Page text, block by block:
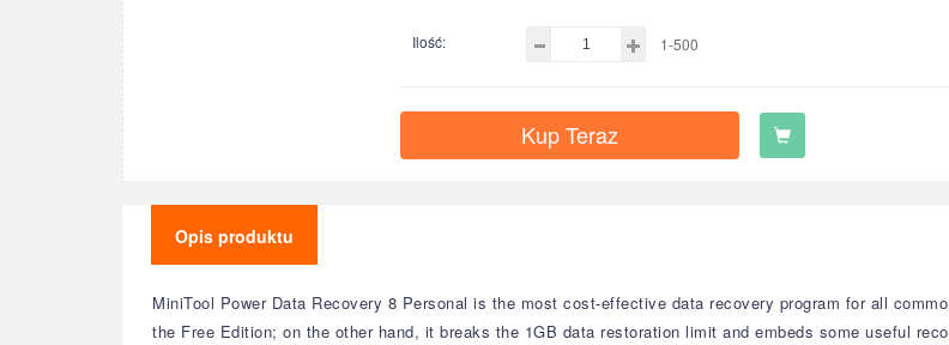
Ilość: 1-500
Kup Teraz
Opis produktu
MiniTool Power Data Recovery 8 Personal is the most cost-effective data recovery program for all
the Free Edition; on the other hand, it breaks the 1GB data restoration limit and embeds some useful